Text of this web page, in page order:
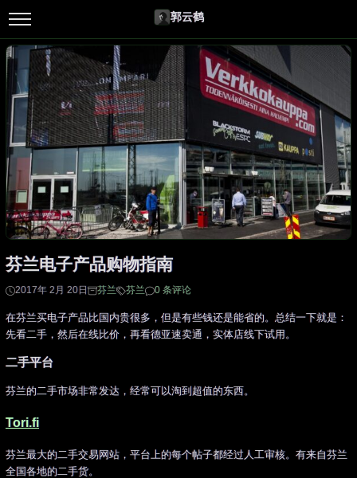
郭云鹤
芬兰电子产品购物指南
2017年 2月 20日 芬兰 芬兰 0 条评论
在芬兰买电子产品比国内贵很多，但是有些钱还是能省的。总结一下就是：
先看二手，然后在线比价，再看德亚速卖通，实体店线下试用。
二手平台
芬兰的二手市场非常发达，经常可以淘到超值的东西。
Tori.fi
芬兰最大的二手交易网站，平台上的每个帖子都经过人工审核。有来自芬兰
全国各地的二手货。